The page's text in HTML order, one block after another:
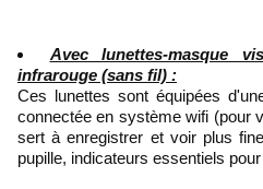
Avec lunettes-masque
infrarouge (sans fil) :
Ces lunettes sont équipées
connectée en système wifi (pour
sert à enregistrer et voir plus
pupille, indicateurs essentiels